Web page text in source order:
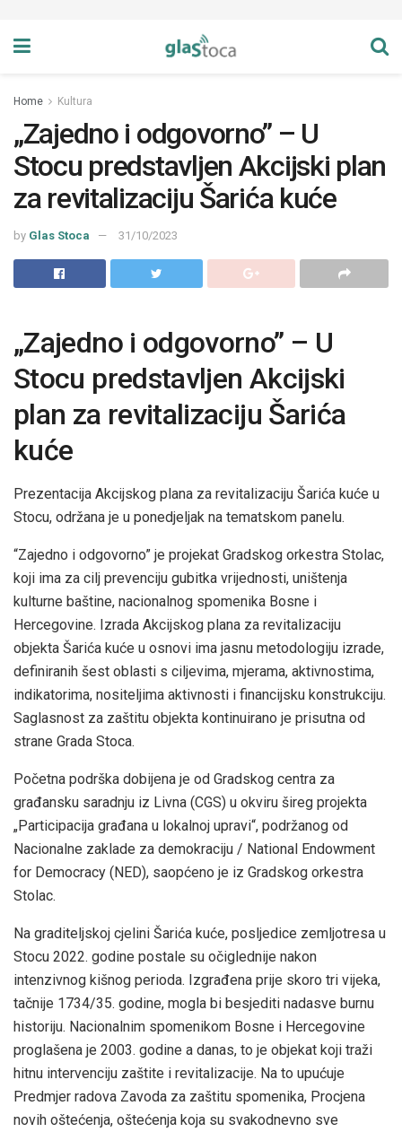
Home Kultura
„Zajedno i odgovorno” – U
Stocu predstavljen Akcijski plan
za revitalizaciju Šarića kuće
by Glas Stoca 31/10/2023
„Zajedno i odgovorno” – U
Stocu predstavljen Akcijski
plan za revitalizaciju Šarića
kuće
Prezentacija Akcijskog plana za revitalizaciju Šarića kuće u
Stocu, održana je u ponedjeljak na tematskom panelu.
“Zajedno i odgovorno” je projekat Gradskog orkestra Stolac,
koji ima za cilj prevenciju gubitka vrijednosti, uništenja
kulturne baštine, nacionalnog spomenika Bosne i
Hercegovine. Izrada Akcijskog plana za revitalizaciju
objekta Šarića kuće u osnovi ima jasnu metodologiju izrade,
definiranih šest oblasti s ciljevima, mjerama, aktivnostima,
indikatorima, nositeljima aktivnosti i financijsku konstrukciju.
Saglasnost za zaštitu objekta kontinuirano je prisutna od
strane Grada Stoca.
Početna podrška dobijena je od Gradskog centra za
građansku saradnju iz Livna (CGS) u okviru šireg projekta
„Participacija građana u lokalnoj upravi“, podržanog od
Nacionalne zaklade za demokraciju / National Endowment
for Democracy (NED), saopćeno je iz Gradskog orkestra
Stolac.
Na graditeljskoj cjelini Šarića kuće, posljedice zemljotresa u
Stocu 2022. godine postale su očiglednije nakon
intenzivnog kišnog perioda. Izgrađena prije skoro tri vijeka,
tačnije 1734/35. godine, mogla bi besjediti nadasve burnu
historiju. Nacionalnim spomenikom Bosne i Hercegovine
proglašena je 2003. godine a danas, to je objekat koji traži
hitnu intervenciju zaštite i revitalizacije. Na to upućuje
Predmjer radova Zavoda za zaštitu spomenika, Procjena
novih oštećenja, oštećenja koja su svakodnevno sve